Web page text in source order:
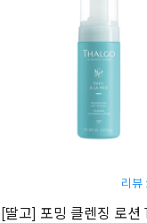
리뷰
[딸고] 포밍 클렌징 로션